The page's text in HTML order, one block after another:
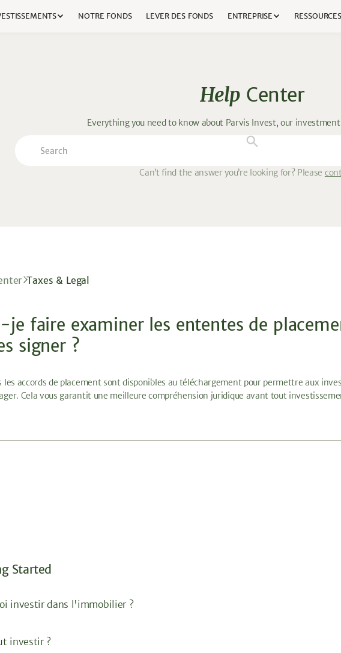
NOTRE FONDS LEVER DES FONDS ENTREPRISE RESSOURCES
Help Center
Everything you need to know about Parvis Invest, our
Can’t find the answer you’re looking for? Please
Taxes & Legal
je faire examiner les ententes de
signer ?
les accords de placement sont disponibles au téléchargement pour permettre aux
Cela vous garantit une meilleure compréhension juridique avant tout
Started
investir dans l'immobilier ?
investir ?